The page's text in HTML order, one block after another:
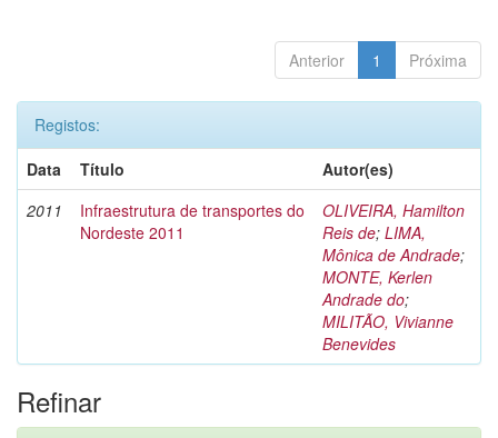
Anterior 1 Próxima
Registos:
Data
Título
Autor(es)
2011
Infraestrutura de transportes do
Nordeste 2011
OLIVEIRA, Hamilton
Reis de; LIMA,
Mônica de Andrade;
MONTE, Kerlen
Andrade do;
MILITÃO, Vivianne
Benevides
Refinar